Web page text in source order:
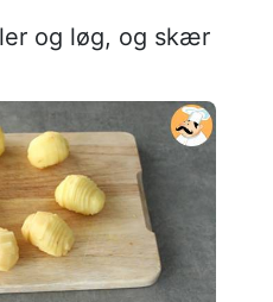
og løg, og skær